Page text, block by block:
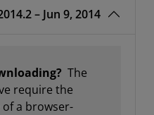
– Jun 9, 2014
The
require the
a browser-